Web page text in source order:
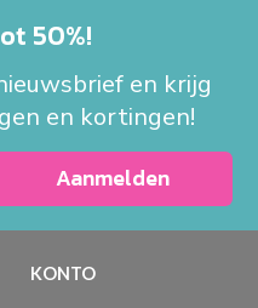
50%!
en krijg
en kortingen!
Aanmelden
KONTO